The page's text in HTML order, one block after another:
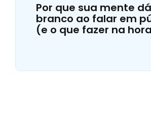
Por que sua mente dá
branco ao falar em
(e o que fazer na